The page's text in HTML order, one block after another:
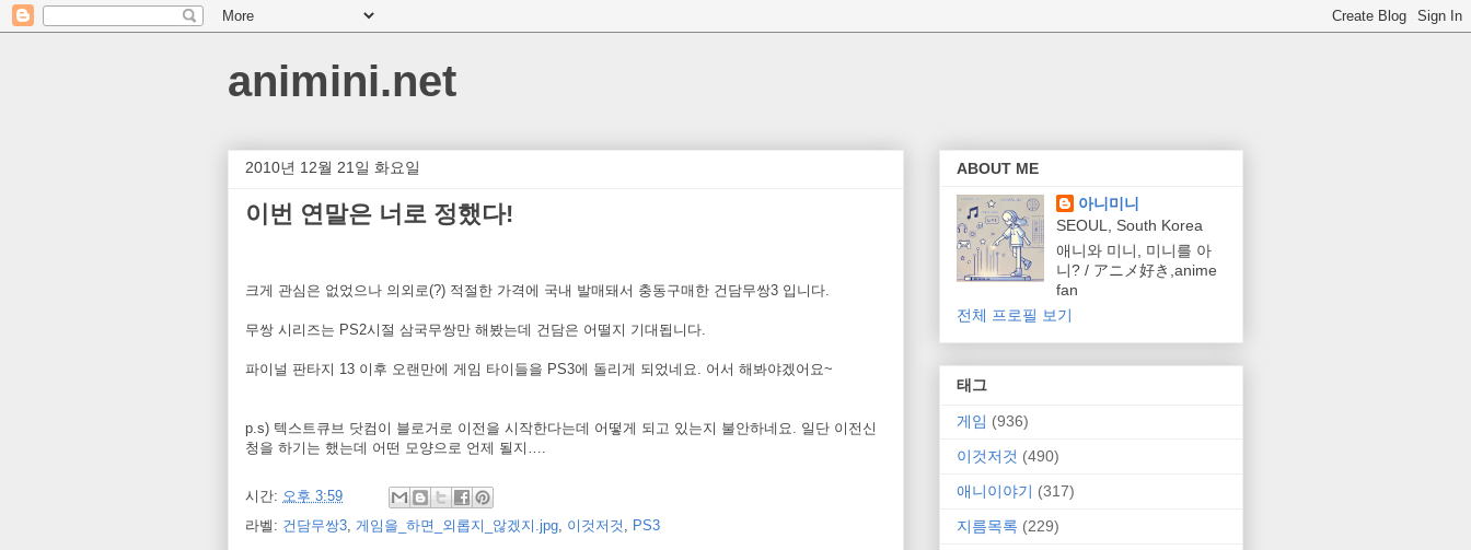
animini.net
2010년 12월 21일 화요일
이번 연말은 너로 정했다!
크게 관심은 없었으나 의외로(?) 적절한 가격에 국내 발매돼서 충동구매한 건담무쌍3 입니다.
무쌍 시리즈는 PS2시절 삼국무쌍만 해봤는데 건담은 어떨지 기대됩니다.
파이널 판타지 13 이후 오랜만에 게임 타이들을 PS3에 돌리게 되었네요. 어서 해봐야겠어요~
p.s) 텍스트큐브 닷컴이 블로거로 이전을 시작한다는데 어떻게 되고 있는지 불안하네요. 일단 이전신
청을 하기는 했는데 어떤 모양으로 언제 될지….
시간: 오후 3:59
라벨: 건담무쌍3, 게임을_하면_외롭지_않겠지.jpg, 이것저것 , PS3
ABOUT ME
아니미니
SEOUL, South Korea
애니와 미니, 미니를 아
니? / アニメ好き,anime
fan
전체 프로필 보기
태그
게임 (936)
이것저것 (490)
애니이야기 (317)
지름목록 (229)